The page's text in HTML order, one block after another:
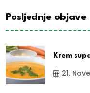
Posljednje objave
Krem
21.